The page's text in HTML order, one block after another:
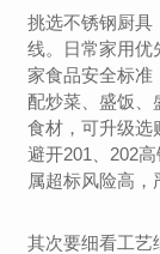
挑选不锈钢厨具
线。日常家用优
家食品安全标准
配炒菜、盛饭、
食材，可升级选
避开201、202
属超标风险高，
其次要细看工艺